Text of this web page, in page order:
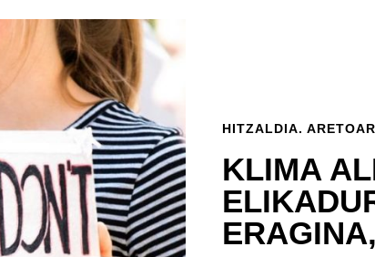
HITZALDIA.
KLIMA